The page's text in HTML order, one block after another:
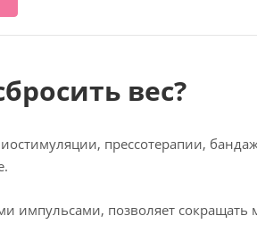
вес?
прессотерапии,
импульсами, позволяет